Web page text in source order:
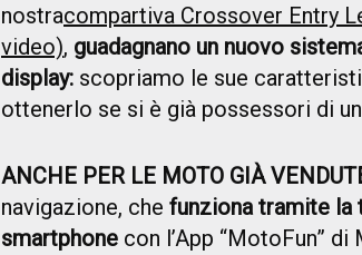
nostracompartiva Crossover Entry
video), guadagnano un nuovo
display: scopriamo le sue
ottenerlo se si è già possessori di
ANCHE PER LE MOTO GIÀ
navigazione, che funziona tramite
smartphone con l’App “MotoFun”